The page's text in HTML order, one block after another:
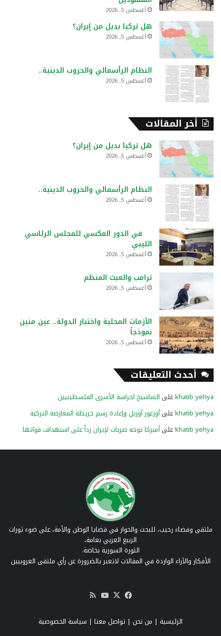
أغسطس 5, 2026
هل تركيا بديل من إيران؟
أغسطس 5, 2026
النظام الرأسمالي والحروب الدينية..
أغسطس 5, 2026
أخر المقالات
هل تركيا بديل من إيران؟
أغسطس 5, 2026
النظام الرأسمالي والحروب الدينية..
أغسطس 5, 2026
في الدور العكسي للمجلس الرئاسي
الليبي
أغسطس 5, 2026
ترامب والعبث المنظم
أغسطس 5, 2026
الأزمات المحلية واختبار الدولة.. عين منين
نموذجاً
أغسطس 5, 2026
أحدث التعليقات
khatib yehyaعلى التماسيح لحراسة الأسرى الفلسطينيين
khatib yehyaعلىأوزغور أوزيل وإعادة رسم خريطة المعارضة التركية
khatib yehyaعلىأميركا توجه ضربات لإيران رداً على استهداف قواتها
ملتقى وفضاء رحيب، للبحث والحوار في قضايا الوطن والأمة، على ضوء ثورات
الربيع العربي بعامة،
الثورة السورية بخاصة.
الأفكار والآراء الواردة في المقالات لاتعبر بالضرورة عن رأي ملتقى العروبيين
فيسبوك
‫X
‫YouTube
RSS
الرئيسية | من نحن | تواصل معنا | سياسة الخصوصية